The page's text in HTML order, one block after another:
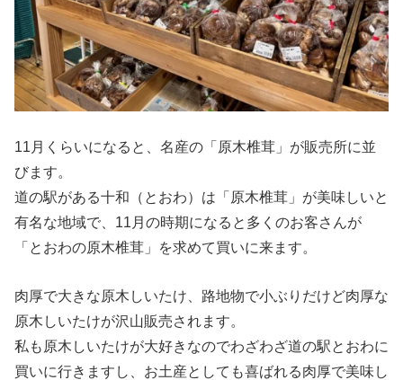
11月くらいになると、名産の「原木椎茸」が販売所に並
びます。
道の駅がある十和（とおわ）は「原木椎茸」が美味しいと
有名な地域で、11月の時期になると多くのお客さんが
「とおわの原木椎茸」を求めて買いに来ます。
肉厚で大きな原木しいたけ、路地物で小ぶりだけど肉厚な
原木しいたけが沢山販売されます。
私も原木しいたけが大好きなのでわざわざ道の駅とおわに
買いに行きますし、お土産としても喜ばれる肉厚で美味し